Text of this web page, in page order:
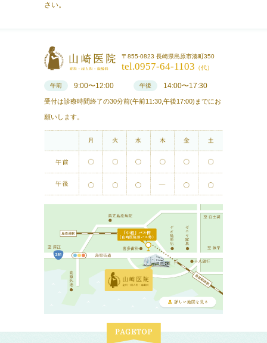
さい。
〒855-0823 長崎県島原市湊町350
tel.0957-64-1103 （代）
午前 9:00〜12:00 午後 14:00〜17:30
受付は診療時間終了の30分前(午前11:30,午後17:00)までにお
願いします。